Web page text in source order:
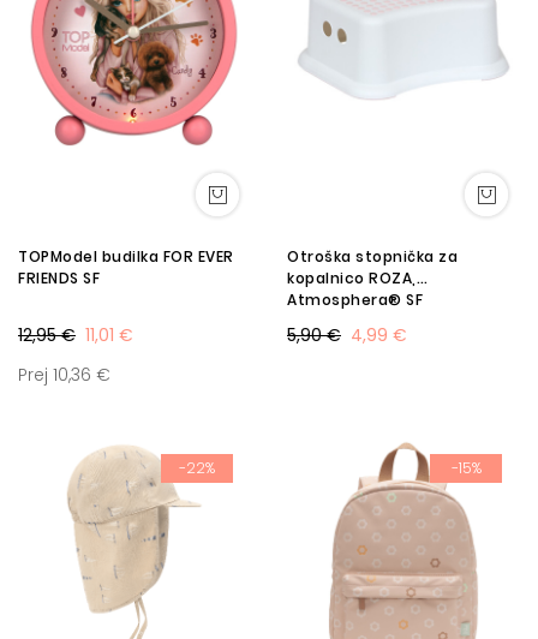
TOPModel budilka FOR EVER
FRIENDS SF
11,01 €
12,95 €
Prej 10,36 €
Otroška stopnička za
kopalnico ROZA,
Atmosphera® SF
4,99 €
5,90 €
-22% -15%